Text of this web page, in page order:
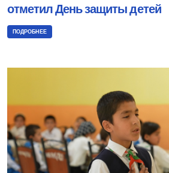
отметил День защиты детей
ПОДРОБНЕЕ